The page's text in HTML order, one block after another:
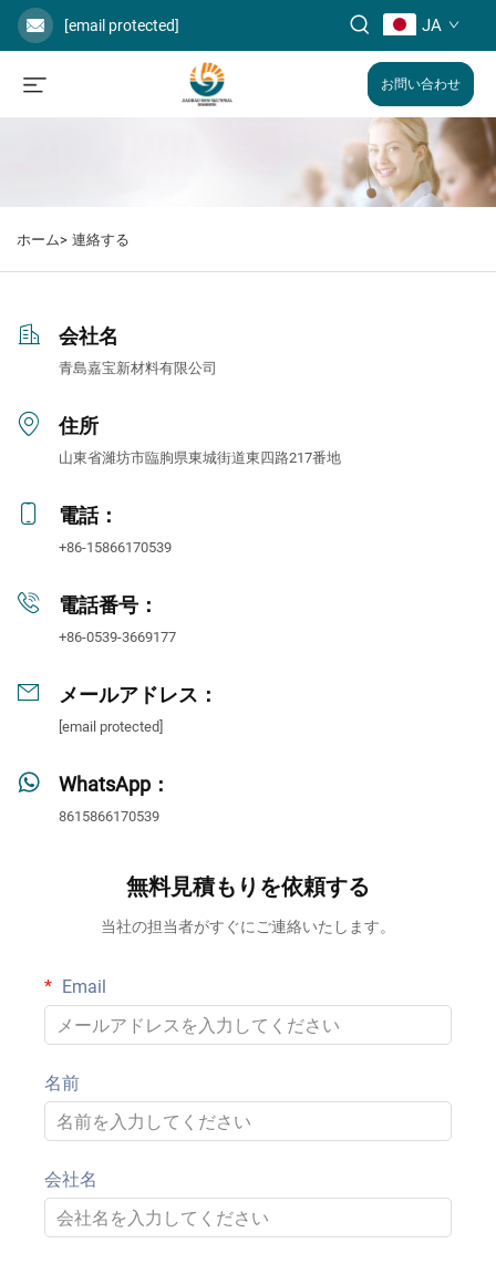
[email protected] JA
お問い合わせ
ホーム> 連絡する
会社名
青島嘉宝新材料有限公司
住所
山東省濰坊市臨朐県東城街道東四路217番地
電話：
+86-15866170539
電話番号：
+86-0539-3669177
メールアドレス：
[email protected]
WhatsApp：
8615866170539
無料見積もりを依頼する
当社の担当者がすぐにご連絡いたします。
Email
名前
会社名